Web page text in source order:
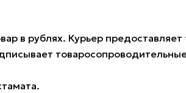
в рублях. Курьер предоставляет